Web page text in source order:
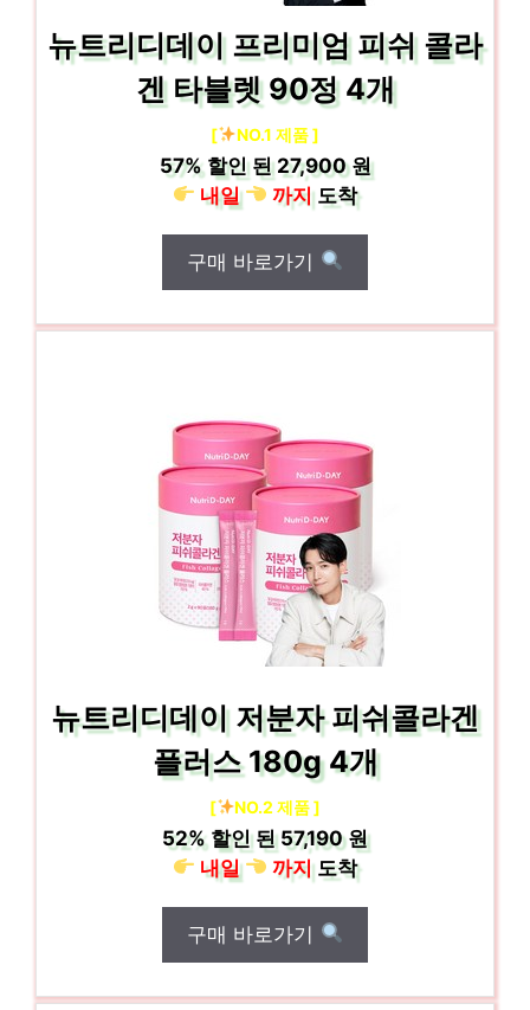
뉴트리디데이 프리미엄 피쉬 콜라
겐 타블렛 90정 4개
[ NO.1 제품 ]
57%할인 된27,900 원
내일
까지도착
구매 바로가기
뉴트리디데이 저분자 피쉬콜라겐
플러스 180g 4개
[ NO.2 제품 ]
52% 할인 된57,190 원
내일
까지도착
구매 바로가기